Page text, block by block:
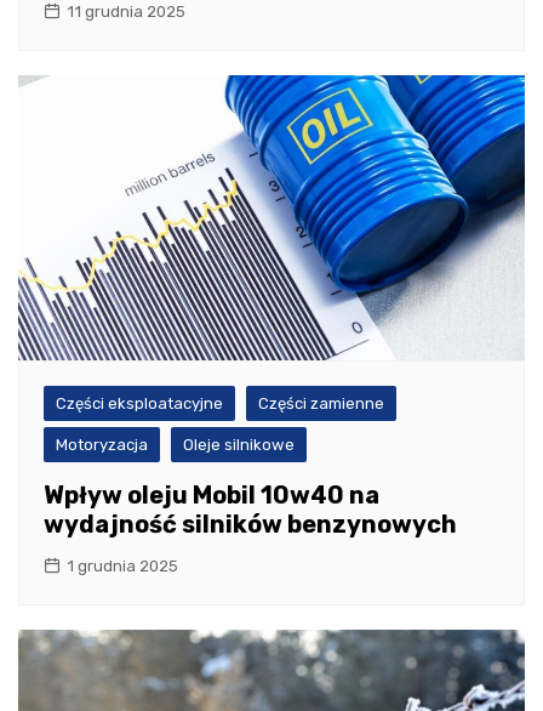
11 grudnia 2025
Części eksploatacyjne Części zamienne
Motoryzacja Oleje silnikowe
Wpływ oleju Mobil 10w40 na
wydajność silników benzynowych
1 grudnia 2025